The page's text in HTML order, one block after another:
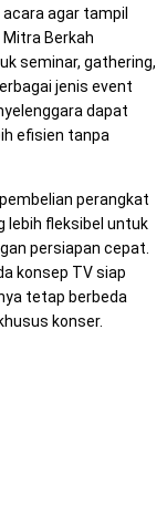
agar tampil
Mitra Berkah
seminar, gathering,
jenis event
dapat
efisien tanpa
perangkat
lebih fleksibel untuk
persiapan cepat.
konsep TV siap
tetap berbeda
konser.